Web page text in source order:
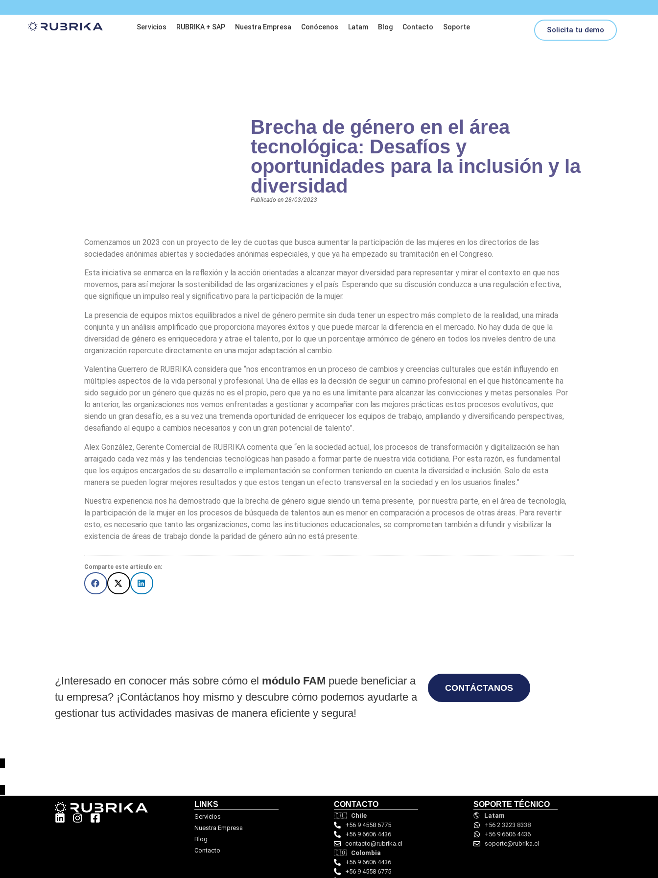
Servicios RUBRIKA + SAP Nuestra Empresa Conócenos Latam Blog Contacto Soporte Solicita tu demo
Brecha de género en el área
tecnológica: Desafíos y
oportunidades para la inclusión y la
diversidad
Publicado en 28/03/2023
Comenzamos un 2023 con un proyecto de ley de cuotas que busca aumentar la participación de las mujeres en los directorios de las
sociedades anónimas abiertas y sociedades anónimas especiales, y que ya ha empezado su tramitación en el Congreso.
Esta iniciativa se enmarca en la reflexión y la acción orientadas a alcanzar mayor diversidad para representar y mirar el contexto en que nos
movemos, para así mejorar la sostenibilidad de las organizaciones y el país. Esperando que su discusión conduzca a una regulación efectiva,
que signifique un impulso real y significativo para la participación de la mujer.
La presencia de equipos mixtos equilibrados a nivel de género permite sin duda tener un espectro más completo de la realidad, una mirada
conjunta y un análisis amplificado que proporciona mayores éxitos y que puede marcar la diferencia en el mercado. No hay duda de que la
diversidad de género es enriquecedora y atrae el talento, por lo que un porcentaje armónico de género en todos los niveles dentro de una
organización repercute directamente en una mejor adaptación al cambio.
Valentina Guerrero de RUBRIKA considera que “nos encontramos en un proceso de cambios y creencias culturales que están influyendo en
múltiples aspectos de la vida personal y profesional. Una de ellas es la decisión de seguir un camino profesional en el que históricamente ha
sido seguido por un género que quizás no es el propio, pero que ya no es una limitante para alcanzar las convicciones y metas personales. Por
lo anterior, las organizaciones nos vemos enfrentadas a gestionar y acompañar con las mejores prácticas estos procesos evolutivos, que
siendo un gran desafío, es a su vez una tremenda oportunidad de enriquecer los equipos de trabajo, ampliando y diversificando perspectivas,
desafiando al equipo a cambios necesarios y con un gran potencial de talento”.
Alex González, Gerente Comercial de RUBRIKA comenta que “en la sociedad actual, los procesos de transformación y digitalización se han
arraigado cada vez más y las tendencias tecnológicas han pasado a formar parte de nuestra vida cotidiana. Por esta razón, es fundamental
que los equipos encargados de su desarrollo e implementación se conformen teniendo en cuenta la diversidad e inclusión. Solo de esta
manera se pueden lograr mejores resultados y que estos tengan un efecto transversal en la sociedad y en los usuarios finales.”
Nuestra experiencia nos ha demostrado que la brecha de género sigue siendo un tema presente, por nuestra parte, en el área de tecnología,
la participación de la mujer en los procesos de búsqueda de talentos aun es menor en comparación a procesos de otras áreas. Para revertir
esto, es necesario que tanto las organizaciones, como las instituciones educacionales, se comprometan también a difundir y visibilizar la
existencia de áreas de trabajo donde la paridad de género aún no está presente.
Comparte este artículo en:
¿Interesado en conocer más sobre cómo el módulo FAM puede beneficiar a
tu empresa? ¡Contáctanos hoy mismo y descubre cómo podemos ayudarte a
gestionar tus actividades masivas de manera eficiente y segura!
CONTÁCTANOS
LINKS
Servicios
Nuestra Empresa
Blog
Contacto
CONTACTO
🇨🇱 Chile
+56 9 4558 6775
+56 9 6606 4436
contacto@rubrika.cl
🇨🇴 Colombia
+56 9 6606 4436
+56 9 4558 6775
SOPORTE TÉCNICO
🌎 Latam
+56 2 3223 8338
+56 9 6606 4436
soporte@rubrika.cl